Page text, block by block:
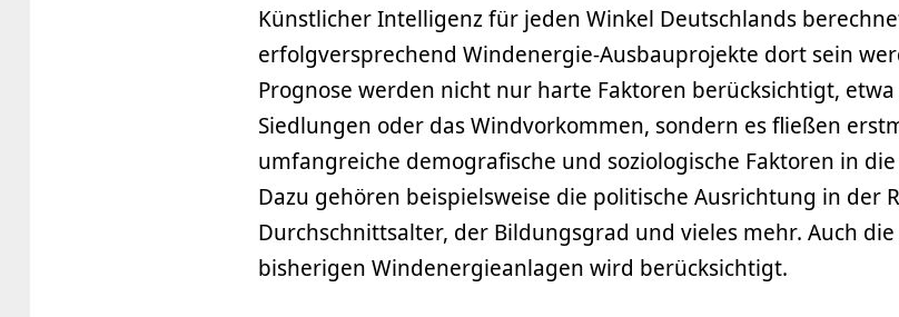
Künstlicher Intelligenz für jeden Winkel Deutschlands
erfolgversprechend Windenergie-Ausbauprojekte dort sein
Prognose werden nicht nur harte Faktoren berücksichtigt,
Siedlungen oder das Windvorkommen, sondern es fließen
umfangreiche demografische und soziologische Faktoren in
Dazu gehören beispielsweise die politische Ausrichtung in der
Durchschnittsalter, der Bildungsgrad und vieles mehr. Auch
bisherigen Windenergieanlagen wird berücksichtigt.